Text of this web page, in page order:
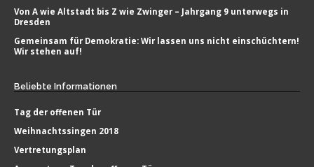
Von A wie Altstadt bis Z wie Zwinger – Jahrgang 9 unterwegs in
Dresden
Gemeinsam für Demokratie: Wir lassen uns nicht einschüchtern!
Wir stehen auf!
Beliebte Informationen
Tag der offenen Tür
Weihnachtssingen 2018
Vertretungsplan